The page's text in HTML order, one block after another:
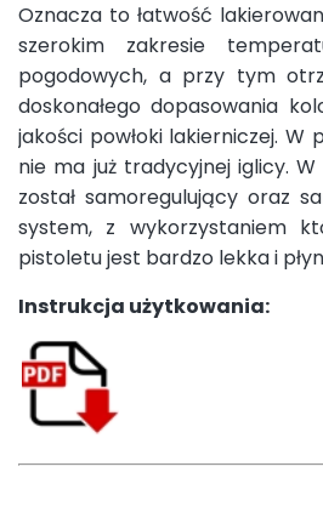
Oznacza to łatwość
szerokim zakresie
pogodowych, a przy tym
doskonałego dopasowania
jakości powłoki lakierniczej. W
nie ma już tradycyjnej iglicy.
został samoregulujący oraz
system, z wykorzystaniem
pistoletu jest bardzo lekka i
Instrukcja użytkowania: